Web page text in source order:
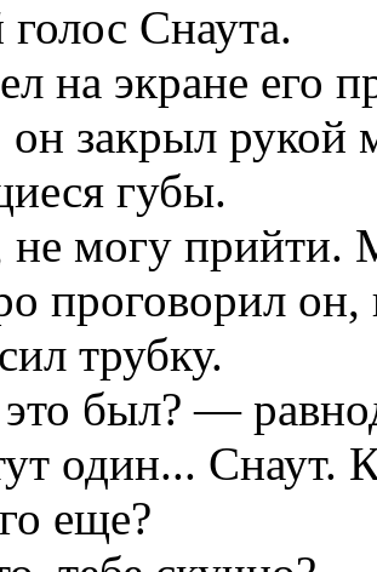
Снаута.
на экране его
закрыл
губы.
могу прийти.
проговорил он,
трубку.
был? —
один... Снаут.
еще?